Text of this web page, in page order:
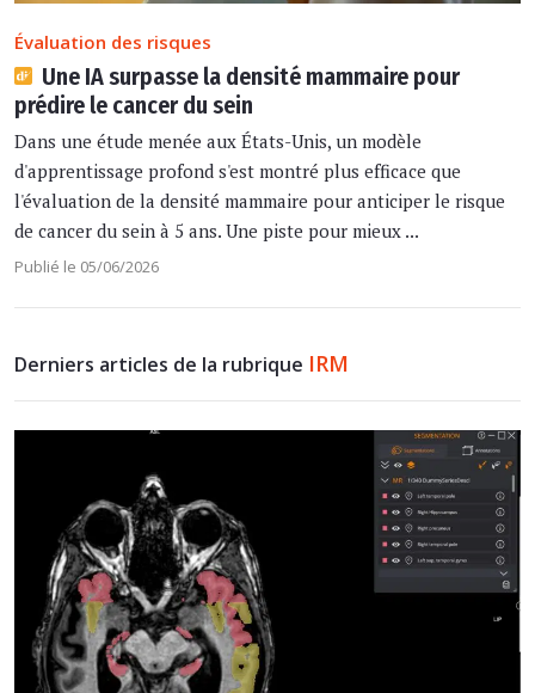
Évaluation des risques
Une IA surpasse la densité mammaire pour
prédire le cancer du sein
Dans une étude menée aux États-Unis, un modèle
d'apprentissage profond s'est montré plus efficace que
l'évaluation de la densité mammaire pour anticiper le risque
de cancer du sein à 5 ans. Une piste pour mieux ...
Publié le 05/06/2026
Derniers articles de la rubrique IRM